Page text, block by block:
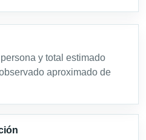
y total estimado
aproximado de